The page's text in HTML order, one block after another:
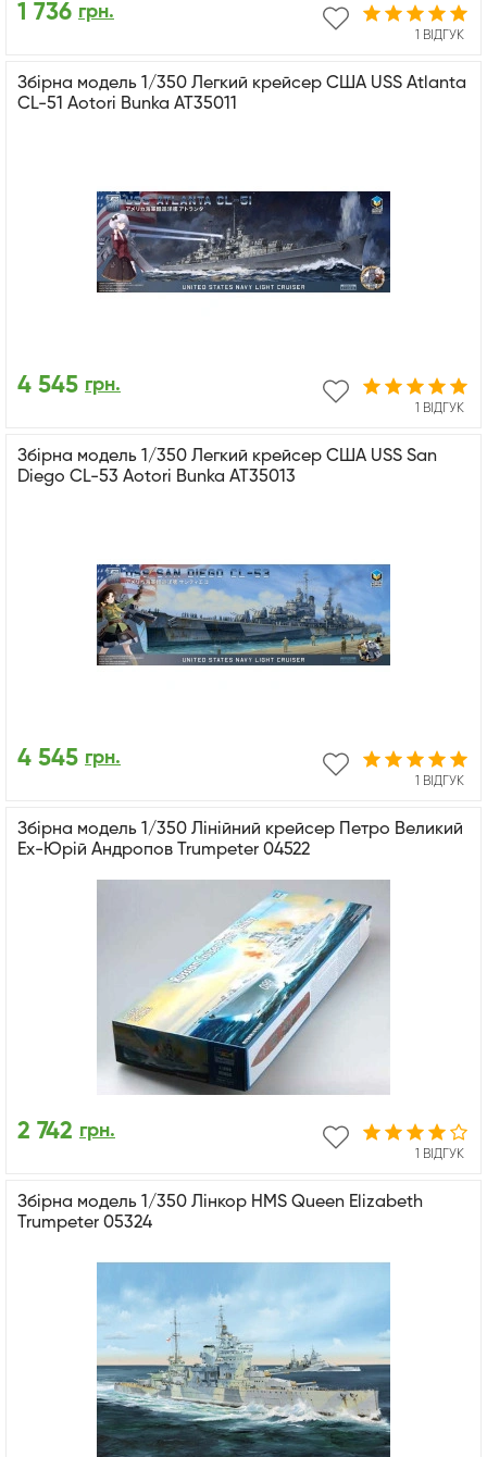
1 ВІДГУК
1 736 грн.
Збірна модель 1/350 Легкий крейсер США USS Atlanta
CL-51 Aotori Bunka AT35011
1 ВІДГУК
4 545 грн.
Збірна модель 1/350 Легкий крейсер США USS San
Diego CL-53 Aotori Bunka AT35013
1 ВІДГУК
4 545 грн.
Збірна модель 1/350 Лінійний крейсер Петро Великий
Ex-Юрій Андропов Trumpeter 04522
1 ВІДГУК
2 742 грн.
Збірна модель 1/350 Лінкор HMS Queen Elizabeth
Trumpeter 05324